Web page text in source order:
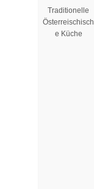
Traditionelle
Österreischisch
e Küche